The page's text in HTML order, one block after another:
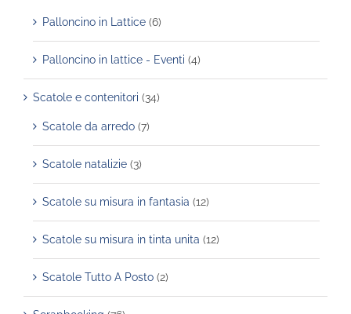
Palloncino in Lattice (6)
Palloncino in lattice - Eventi (4)
Scatole e contenitori (34)
Scatole da arredo (7)
Scatole natalizie (3)
Scatole su misura in fantasia (12)
Scatole su misura in tinta unita (12)
Scatole Tutto A Posto (2)